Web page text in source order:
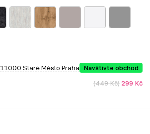
11000 Staré Město Praha Navštivte obchod
(449 Kč) 299 Kč